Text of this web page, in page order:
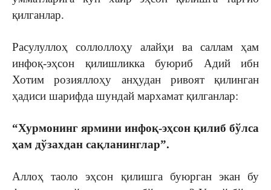
қилганлар.
Расулуллоҳ соллоллоҳу алайҳи ва саллам ҳам
инфоқ-эҳсон қилишликка буюриб Адий ибн
Хотим розияллоҳу анҳудан ривоят қилинган
ҳадиси шарифда шундай мархамат қилганлар:
“Хурмонинг ярмини инфоқ-эҳсон қилиб бўлса
ҳам дўзахдан сақланинглар”.
Аллоҳ таоло эҳсон қилишга буюрган экан бу